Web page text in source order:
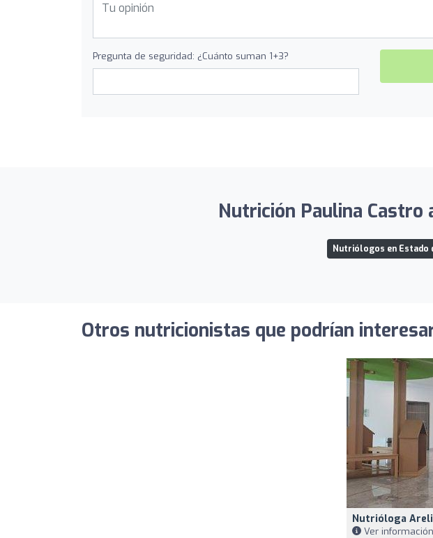
Pregunta de seguridad: ¿Cuánto suman 1+3?
Nutrición Paulina
Nutriólogos en Estado
Otros nutricionistas que podrían
Nutrióloga
Ver